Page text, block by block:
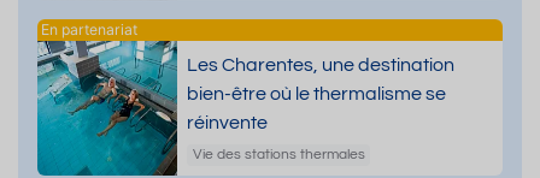
Les Charentes, une destination
bien-être où le thermalisme se
réinvente
Vie des stations thermales